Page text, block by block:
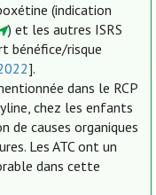
(indication
) et les autres ISRS
bénéfice/risque
].
dans le RCP
chez les enfants
de causes organiques
Les ATC ont un
dans cette